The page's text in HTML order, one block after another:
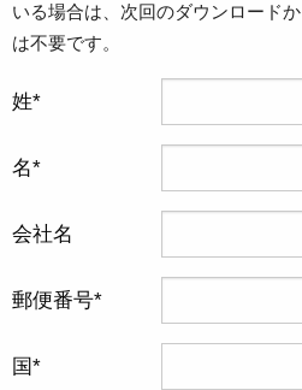
いる場合は、次回のダウンロード
は不要です。
姓
名
会社名
郵便番号
国